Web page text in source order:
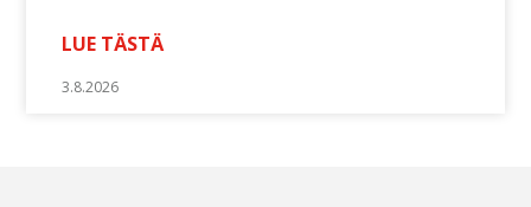
LUE TÄSTÄ
3.8.2026